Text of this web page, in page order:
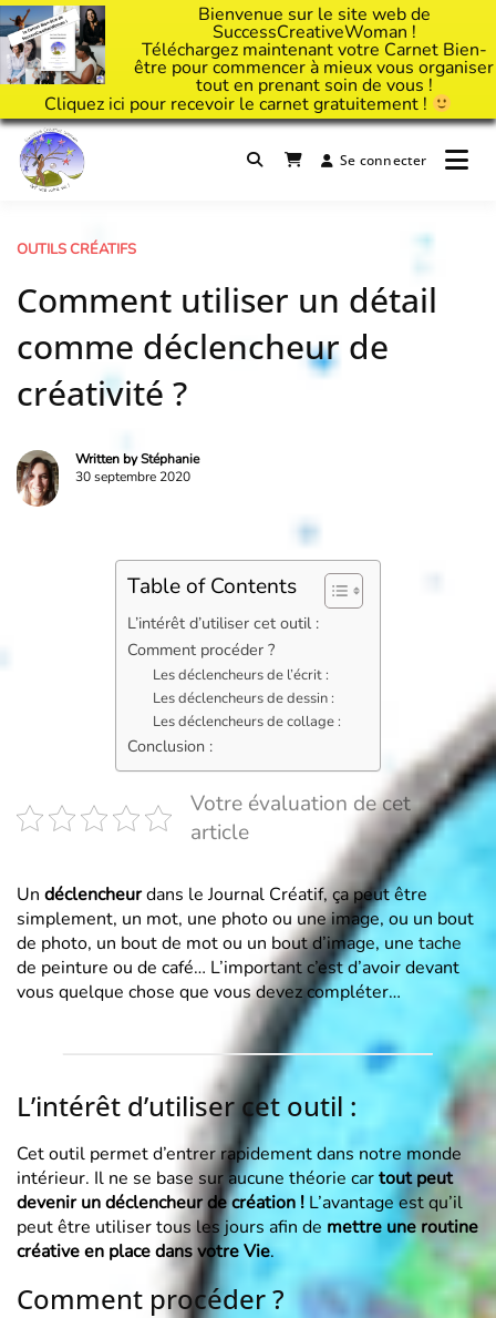
Bienvenue sur le site web de
SuccessCreativeWoman !
Téléchargez maintenant votre Carnet Bien-
être pour commencer à mieux vous organiser
tout en prenant soin de vous !
Cliquez ici pour recevoir le carnet gratuitement !
Passer
contenu
Il est temps d'ART'ivez votre vie !Se connecter
OUTILS CRÉATIFS
Comment utiliser un détail
comme déclencheur de
créativité ?
Written byStéphanie
30 septembre 2020
Table of Contents
L’intérêt d’utiliser cet outil :
Comment procéder ?
Les déclencheurs de l’écrit :
Les déclencheurs de dessin :
Les déclencheurs de collage :
Conclusion :
Votre évaluation de cet
article
Un déclencheurdans le Journal Créatif, ça peut être
simplement, un mot, une photo ou une image, ou un bout
de photo, un bout de mot ou un bout d’image, une tache
de peinture ou de café… L’important c’est d’avoir devant
vous quelque chose que vous devez compléter…
L’intérêt d’utiliser cet outil :
Cet outil permet d’entrer rapidement dans notre monde
intérieur. Il ne se base sur aucune théorie cartout peut
devenir un déclencheur de création ! L’avantage est qu’il
peut être utiliser tous les jours afin de mettre une routine
créative en place dans votre Vie.
Comment procéder ?